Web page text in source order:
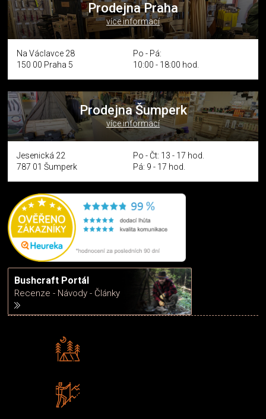
Prodejna Praha
více informací
Na Václavce 28
150 00 Praha 5
Po - Pá:
10:00 - 18:00 hod.
Prodejna Šumperk
více informací
Jesenická 22
787 01 Šumperk
Po - Čt: 13 - 17 hod.
Pá: 9 - 17 hod.
Bushcraft Portál
Recenze - Návody - Články